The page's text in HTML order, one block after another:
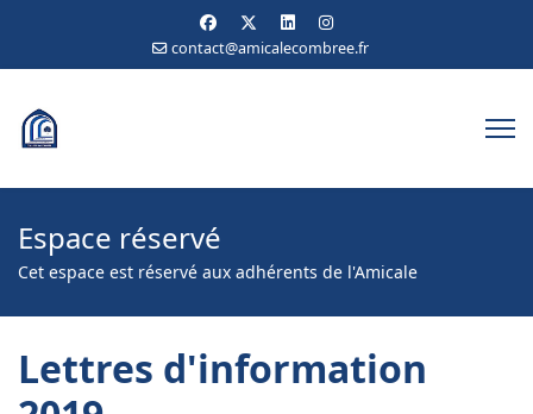
contact@amicalecombree.fr
Espace réservé
Cet espace est réservé aux adhérents de l'Amicale
Lettres d'information